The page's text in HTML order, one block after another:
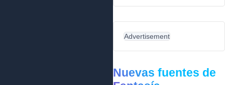
Advertisement
Nuevas fuentes de